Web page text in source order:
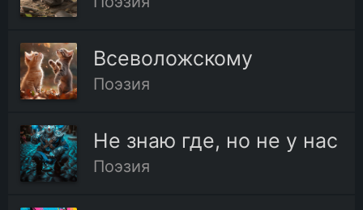
Всеволожскому
Поэзия
Не знаю где, но не у нас
Поэзия